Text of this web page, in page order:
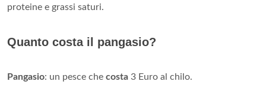
proteine e grassi saturi.
Quanto costa il pangasio?
Pangasio: un pesce che costa 3 Euro al chilo.